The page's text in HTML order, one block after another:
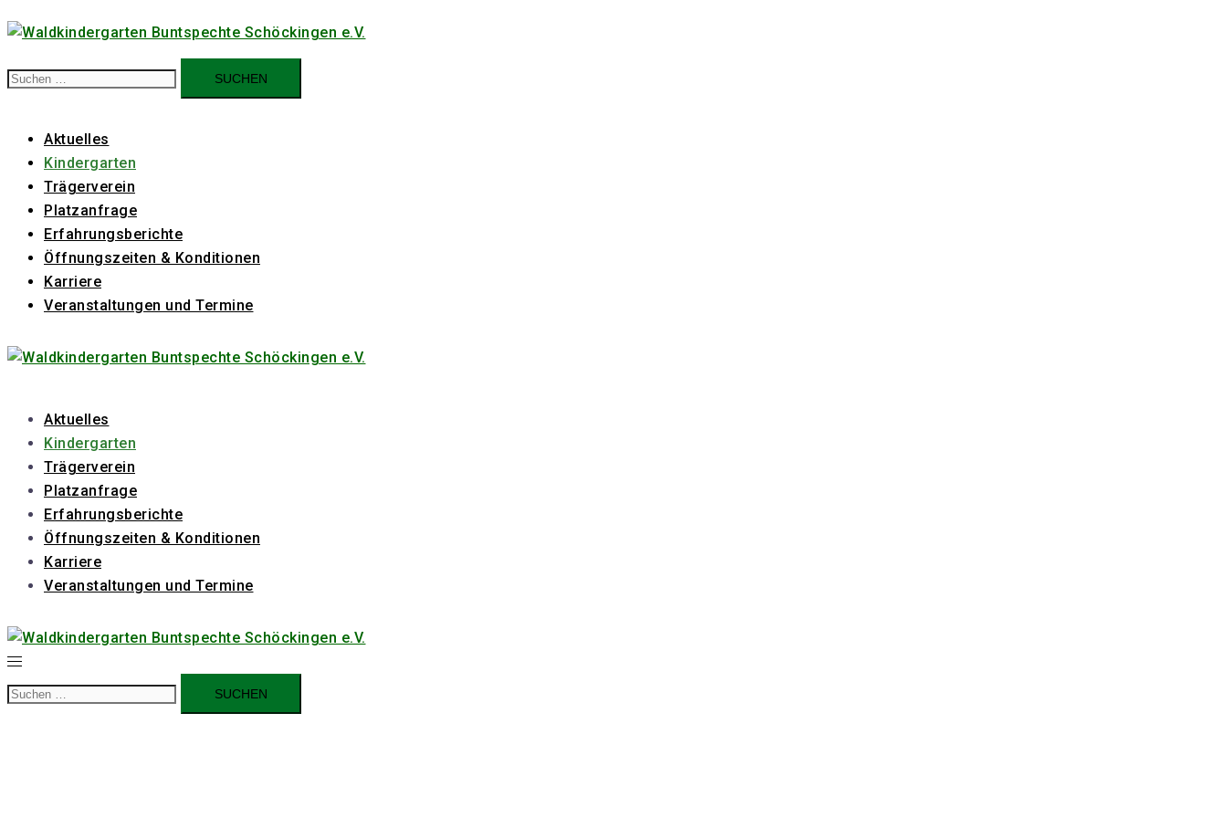
Zum
Inhalt
springen
Suchen
nach:
Aktuelles
Kindergarten
Trägerverein
Platzanfrage
Erfahrungsberichte
Öffnungszeiten & Konditionen
Karriere
Veranstaltungen und Termine
Aktuelles
Kindergarten
Trägerverein
Platzanfrage
Erfahrungsberichte
Öffnungszeiten & Konditionen
Karriere
Veranstaltungen und Termine
Suchen
nach: